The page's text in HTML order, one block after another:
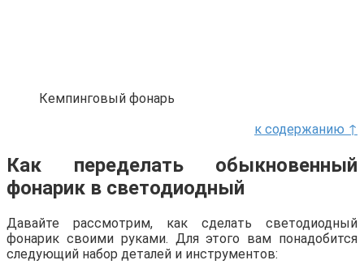
Кемпинговый фонарь
к содержанию ↑
Как переделать обыкновенный
фонарик в светодиодный
Давайте рассмотрим, как сделать светодиодный
фонарик своими руками. Для этого вам понадобится
следующий набор деталей и инструментов: